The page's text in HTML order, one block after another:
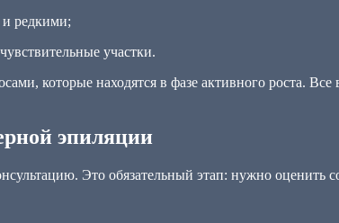
и редкими;
участки.
которые находятся в фазе активного роста.
эпиляции
Это обязательный этап: нужно оценить